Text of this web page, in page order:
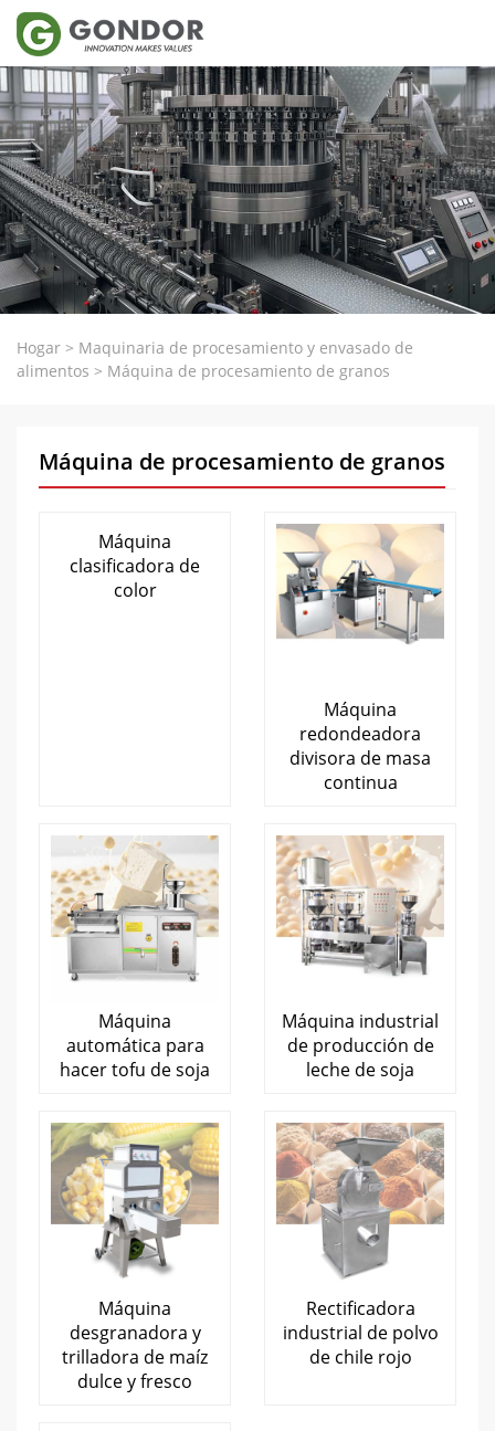
Hogar > Maquinaria de procesamiento y envasado de
alimentos > Máquina de procesamiento de granos
Máquina de procesamiento de granos
Máquina
clasificadora de
color
Máquina
redondeadora
divisora ​​de masa
continua
Máquina
automática para
hacer tofu de soja
Máquina industrial
de producción de
leche de soja
Máquina
desgranadora y
trilladora de maíz
dulce y fresco
Rectificadora
industrial de polvo
de chile rojo